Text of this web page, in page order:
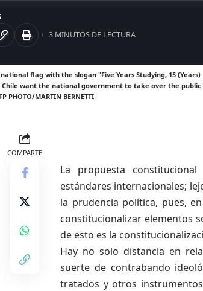
3 MINUTOS DE LECTURA
flag with the slogan "Five Years Studying, 15
Chile want the national government to take over the
MARTIN BERNETTI
COMPARTE
La propuesta
estándares internacionales;
la prudencia política, pues,
constitucionalizar elementos
de esto es la
Hay no solo distancia en
suerte de contrabando
tratados y otros